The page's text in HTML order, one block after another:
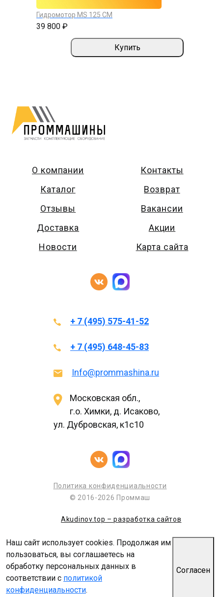
Гидромотор MS 125 CM
39 800 ₽
Купить
О компании
Каталог
Отзывы
Доставка
Новости
Контакты
Возврат
Вакансии
Акции
Карта сайта
+ 7 (495) 575-41-52
+ 7 (495) 648-45-83
Info@prommashina.ru
Московская обл.,
г.о. Химки, д. Исаково,
ул. Дубровская, к1с10
Политика конфиденциальности
© 2016-2026 Проммаш
Akudinov.top – разработка сайтов
Наш сайт использует cookies. Продолжая им
пользоваться, вы соглашаетесь на
обработку персональных данных в
соответствии с политикой
конфиденциальности.
Согласен